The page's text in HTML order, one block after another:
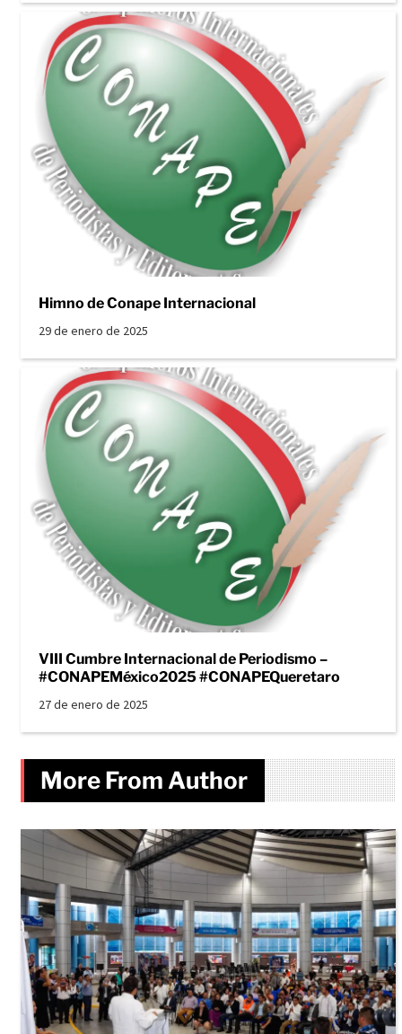
Himno de Conape Internacional
29 de enero de 2025
VIII Cumbre Internacional de Periodismo –
#CONAPEMéxico2025 #CONAPEQueretaro
27 de enero de 2025
More From Author